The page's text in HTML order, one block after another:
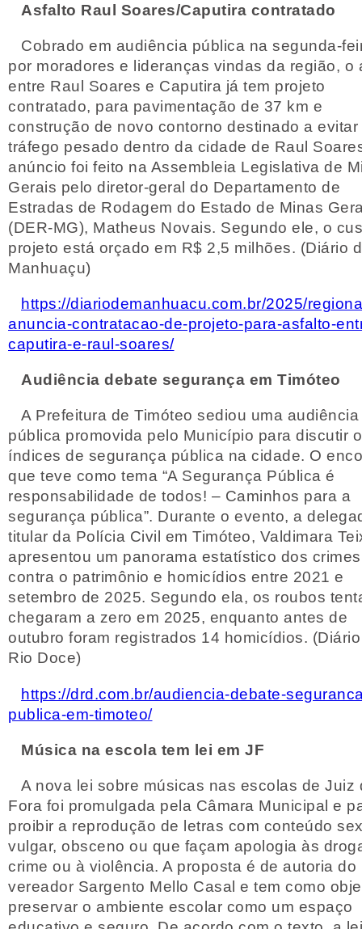
Asfalto Raul Soares/Caputira contratado
Cobrado em audiência pública na segunda-
por moradores e lideranças vindas da região, o
entre Raul Soares e Caputira já tem projeto
contratado, para pavimentação de 37 km e
construção de novo contorno destinado a evitar
tráfego pesado dentro da cidade de Raul
anúncio foi feito na Assembleia Legislativa de
Gerais pelo diretor-geral do Departamento de
Estradas de Rodagem do Estado de Minas
(DER-MG), Matheus Novais. Segundo ele, o
projeto está orçado em R$ 2,5 milhões. (Diário
Manhuaçu)
https://diariodemanhuacu.com.br/2025/
anuncia-contratacao-de-projeto-para-asfalto-
caputira-e-raul-soares/
Audiência debate segurança em Timóteo
A Prefeitura de Timóteo sediou uma audiência
pública promovida pelo Município para discutir
índices de segurança pública na cidade. O
que teve como tema “A Segurança Pública é
responsabilidade de todos! – Caminhos para a
segurança pública”. Durante o evento, a
titular da Polícia Civil em Timóteo, Valdimara
apresentou um panorama estatístico dos crimes
contra o patrimônio e homicídios entre 2021 e
setembro de 2025. Segundo ela, os roubos
chegaram a zero em 2025, enquanto antes de
outubro foram registrados 14 homicídios.
Rio Doce)
https://drd.com.br/audiencia-debate-
publica-em-timoteo/
Música na escola tem lei em JF
A nova lei sobre músicas nas escolas de Juiz
Fora foi promulgada pela Câmara Municipal e
proibir a reprodução de letras com conteúdo
vulgar, obsceno ou que façam apologia às
crime ou à violência. A proposta é de autoria do
vereador Sargento Mello Casal e tem como
preservar o ambiente escolar como um espaço